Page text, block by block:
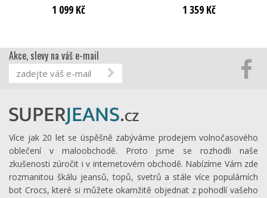
1 099 Kč 1 359 Kč
Akce, slevy na váš e-mail
Více jak 20 let se úspěšně zabýváme prodejem volnočasového
oblečení v maloobchodě. Proto jsme se rozhodli naše
zkušenosti zúročit i v internetovém obchodě. Nabízíme Vám zde
rozmanitou škálu jeansů, topů, svetrů a stále více populárních
bot Crocs, které si můžete okamžitě objednat z pohodlí vašeho